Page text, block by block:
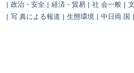
| 政治・安全 | 経済・貿易 | 社 会一般 |
| 写 真による報道 | 生態環境 | 中日両 国 |